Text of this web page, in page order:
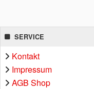
SERVICE
Kontakt
Impressum
AGB Shop